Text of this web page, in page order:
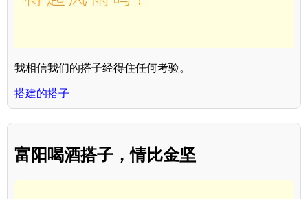
我相信我们的搭子经得住任何考验。
搭建的搭子
富阳喝酒搭子，情比金坚